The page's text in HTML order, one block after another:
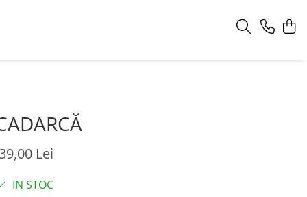
39,00 Lei
IN STOC